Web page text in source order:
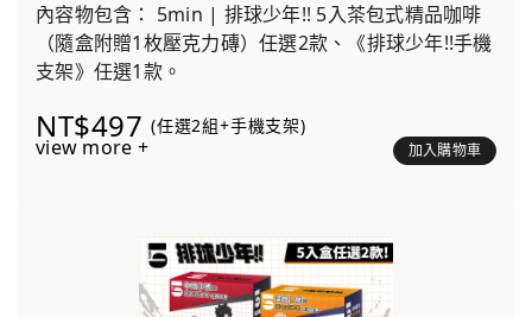
內容物包含： 5min | 排球少年!! 5入茶包式精品咖啡
（隨盒附贈1枚壓克力磚）任選2款、《排球少年!!手機
支架》任選1款。
NT$497 (任選2組+手機支架)
view more + 加入購物車